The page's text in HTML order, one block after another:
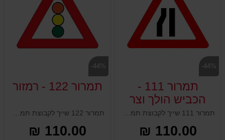
-44%
תמרור 111 -
הכביש הולך וצר
מצד ימין
תמרור 111 שייך לקבוצת תמרורי אזהרה והתראה ופירושו: הכביש הולך וצר מצד ימין . תמרור זה עשוי מאלומיניום, עובי 2 מ"מ וכולל מחזיר אור. מגיע במידה 50x54 ס"מ. ניתן להשיג אצלנו גם כתמרור 111 לד סולארי.
110.00 ₪
-44%
תמרור 122 - רמזור
תמרור 122 שייך לקבוצת תמרורי אזהרה והתראה ופירושו: רמזור. תמרור זה עשוי מאלומיניום, עובי 2 מ"מ וכולל מחזיר אור. מגיע במידה 50x54 ס"מ. ניתן להשיג אצלנו גם כתמרור 122 לד סולארי.
110.00 ₪